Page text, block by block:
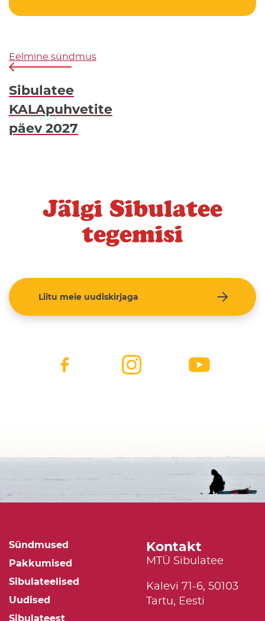
Eelmine sündmus
Sibulatee
KALApuhvetite
päev 2027
Jälgi Sibulatee
tegemisi
Liitu meie uudiskirjaga
Sündmused
Pakkumised
Sibulateelised
Uudised
Sibulateest
Kontakt
MTÜ Sibulatee
Kalevi 71-6, 50103
Tartu, Eesti